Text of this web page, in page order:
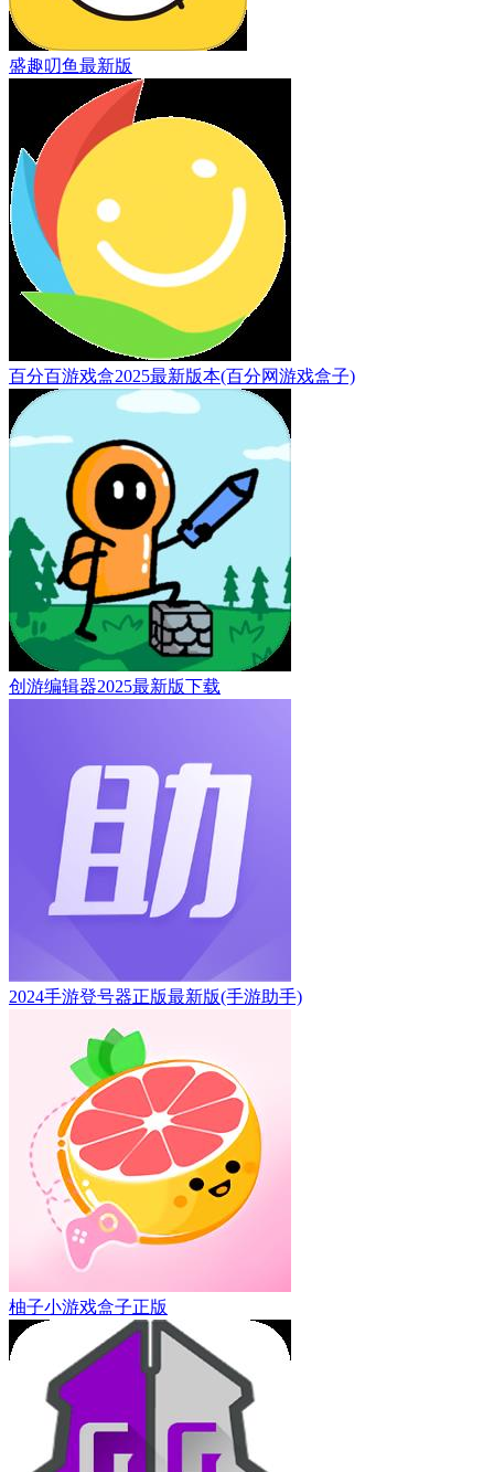
盛趣叨鱼最新版
百分百游戏盒2025最新版本(百分网游戏盒子)
创游编辑器2025最新版下载
2024手游登号器正版最新版(手游助手)
柚子小游戏盒子正版